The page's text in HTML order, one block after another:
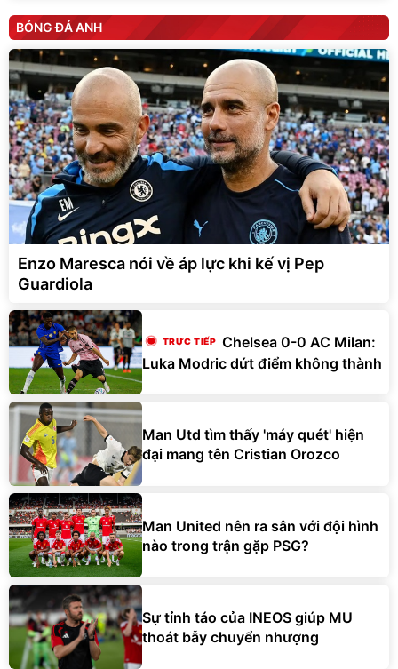
BÓNG ĐÁ ANH
Enzo Maresca nói về áp lực khi kế vị Pep
Guardiola
Chelsea 0-0 AC Milan:
Luka Modric dứt điểm không thành
Man Utd tìm thấy 'máy quét' hiện
đại mang tên Cristian Orozco
Man United nên ra sân với đội hình
nào trong trận gặp PSG?
Sự tỉnh táo của INEOS giúp MU
thoát bẫy chuyển nhượng